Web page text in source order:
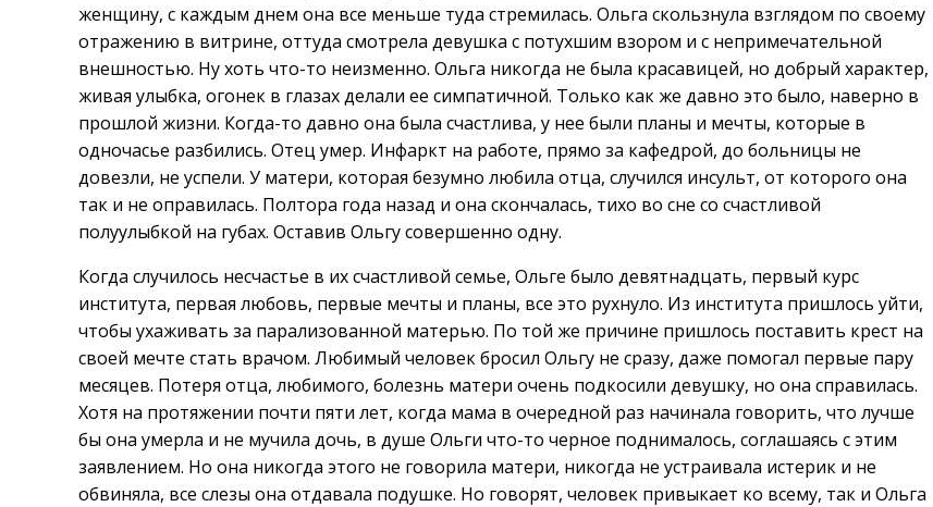
женщину, с каждым днем она все меньше туда стремилась. Ольга скользнула взглядом по своему
отражению в витрине, оттуда смотрела девушка с потухшим взором и с непримечательной
внешностью. Ну хоть что-то неизменно. Ольга никогда не была красавицей, но добрый характер,
живая улыбка, огонек в глазах делали ее симпатичной. Только как же давно это было, наверно в
прошлой жизни. Когда-то давно она была счастлива, у нее были планы и мечты, которые в
одночасье разбились. Отец умер. Инфаркт на работе, прямо за кафедрой, до больницы не
довезли, не успели. У матери, которая безумно любила отца, случился инсульт, от которого она
так и не оправилась. Полтора года назад и она скончалась, тихо во сне со счастливой
полуулыбкой на губах. Оставив Ольгу совершенно одну.
Когда случилось несчастье в их счастливой семье, Ольге было девятнадцать, первый курс
института, первая любовь, первые мечты и планы, все это рухнуло. Из института пришлось уйти,
чтобы ухаживать за парализованной матерью. По той же причине пришлось поставить крест на
своей мечте стать врачом. Любимый человек бросил Ольгу не сразу, даже помогал первые пару
месяцев. Потеря отца, любимого, болезнь матери очень подкосили девушку, но она справилась.
Хотя на протяжении почти пяти лет, когда мама в очередной раз начинала говорить, что лучше
бы она умерла и не мучила дочь, в душе Ольги что-то черное поднималось, соглашаясь с этим
заявлением. Но она никогда этого не говорила матери, никогда не устраивала истерик и не
обвиняла, все слезы она отдавала подушке. Но говорят, человек привыкает ко всему, так и Ольга